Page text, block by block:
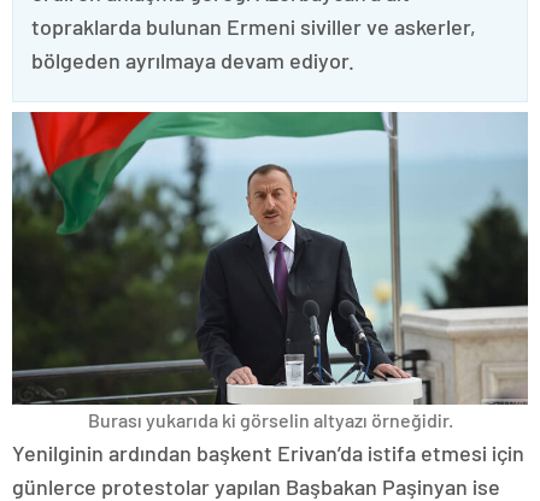
topraklarda bulunan Ermeni siviller ve askerler,
bölgeden ayrılmaya devam ediyor.
Burası yukarıda ki görselin altyazı örneğidir.
Yenilginin ardından başkent Erivan’da istifa etmesi için
günlerce protestolar yapılan Başbakan Paşinyan ise